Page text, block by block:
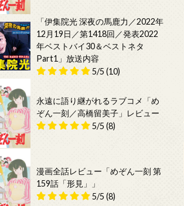
「伊集院光 深夜の馬鹿力／2022年
12月19日／第1418回／発表2022
年ベストバイ30＆ベストネタ
Part1」放送内容
5/5 (10)
永遠に語り継がれるラブコメ「め
ぞん一刻／高橋留美子」レビュー
5/5 (8)
漫画全話レビュー「めぞん一刻 第
159話「形見」」
5/5 (8)